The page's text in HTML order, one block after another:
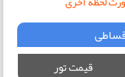
قیمت تور